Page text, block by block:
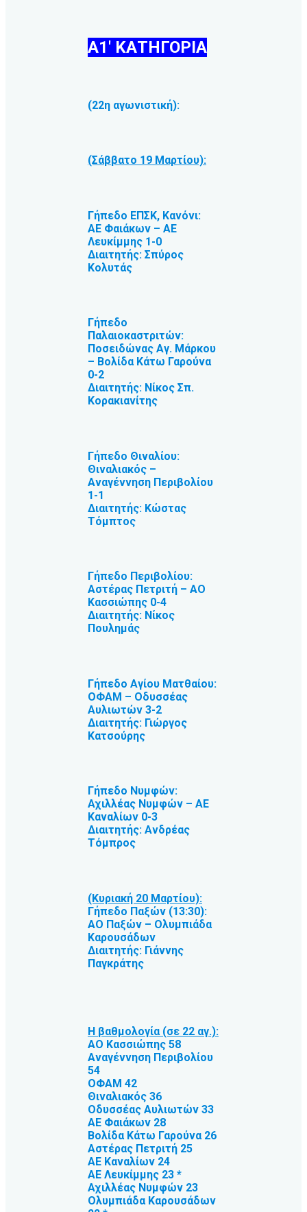
Α1′ ΚΑΤΗΓΟΡΙΑ
(22η αγωνιστική):
(Σάββατο 19 Μαρτίου):
Γήπεδο ΕΠΣΚ, Κανόνι:
ΑΕ Φαιάκων – ΑΕ
Λευκίμμης 1-0
Διαιτητής: Σπύρος
Κολυτάς
Γήπεδο
Παλαιοκαστριτών:
Ποσειδώνας Αγ. Μάρκου
– Βολίδα Κάτω Γαρούνα
0-2
Διαιτητής: Νίκος Σπ.
Κορακιανίτης
Γήπεδο Θιναλίου:
Θιναλιακός –
Αναγέννηση Περιβολίου
1-1
Διαιτητής: Κώστας
Τόμπτος
Γήπεδο Περιβολίου:
Αστέρας Πετριτή – ΑΟ
Κασσιώπης 0-4
Διαιτητής: Νίκος
Πουλημάς
Γήπεδο Αγίου Ματθαίου:
ΟΦΑΜ – Οδυσσέας
Αυλιωτών 3-2
Διαιτητής: Γιώργος
Κατσούρης
Γήπεδο Νυμφών:
Αχιλλέας Νυμφών – ΑΕ
Καναλίων 0-3
Διαιτητής: Ανδρέας
Τόμπρος
(Κυριακή 20 Μαρτίου):
Γήπεδο Παξών (13:30):
ΑΟ Παξών – Ολυμπιάδα
Καρουσάδων
Διαιτητής: Γιάννης
Παγκράτης
Η βαθμολογία (σε 22 αγ.):
ΑΟ Κασσιώπης 58
Αναγέννηση Περιβολίου
54
ΟΦΑΜ 42
Θιναλιακός 36
Οδυσσέας Αυλιωτών 33
ΑΕ Φαιάκων 28
Βολίδα Κάτω Γαρούνα 26
Αστέρας Πετριτή 25
ΑΕ Καναλίων 24
ΑΕ Λευκίμμης 23 *
Αχιλλέας Νυμφών 23
Ολυμπιάδα Καρουσάδων